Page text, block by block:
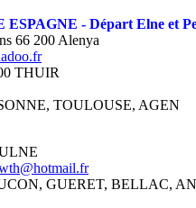
- Départ Elne et
66 200 Alenya
THUIR
TOULOUSE, AGEN
GUERET, BELLAC,